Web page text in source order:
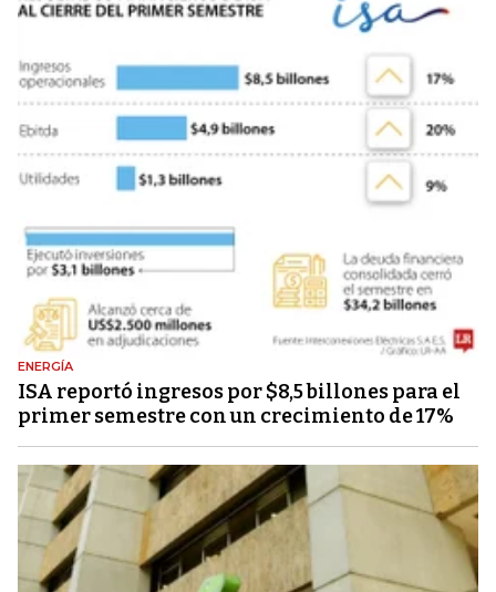
ENERGÍA
ISA reportó ingresos por $8,5 billones para el
primer semestre con un crecimiento de 17%